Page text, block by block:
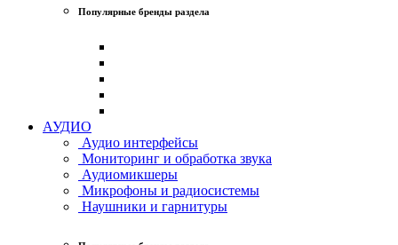
Популярные бренды раздела
АУДИО
Аудио интерфейсы
Мониторинг и обработка звука
Аудиомикшеры
Микрофоны и радиосистемы
Наушники и гарнитуры